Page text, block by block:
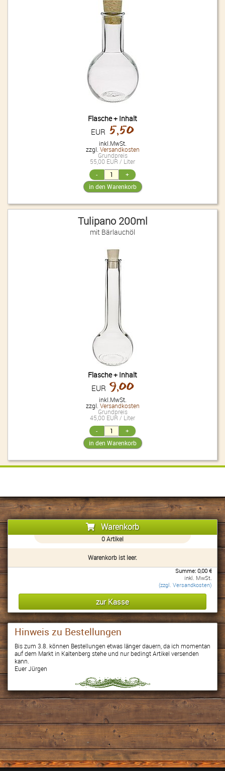
Flasche + Inhalt
EUR 5,50
inkl.MwSt.
zzgl. Versandkosten
Grundpreis
55,00 EUR / Liter
Tulipano 200ml
mit Bärlauchöl
Flasche + Inhalt
EUR 9,00
inkl.MwSt.
zzgl. Versandkosten
Grundpreis
45,00 EUR / Liter
Warenkorb
0Artikel
Warenkorb ist leer.
Summe: 0,00 €
inkl. MwSt.
(zzgl. Versandkosten)
Hinweis zu Bestellungen
Bis zum 3.8. können Bestellungen etwas länger dauern, da ich momentan
auf dem Markt in Kaltenberg stehe und nur bedingt Artikel versenden
kann.
Euer Jürgen